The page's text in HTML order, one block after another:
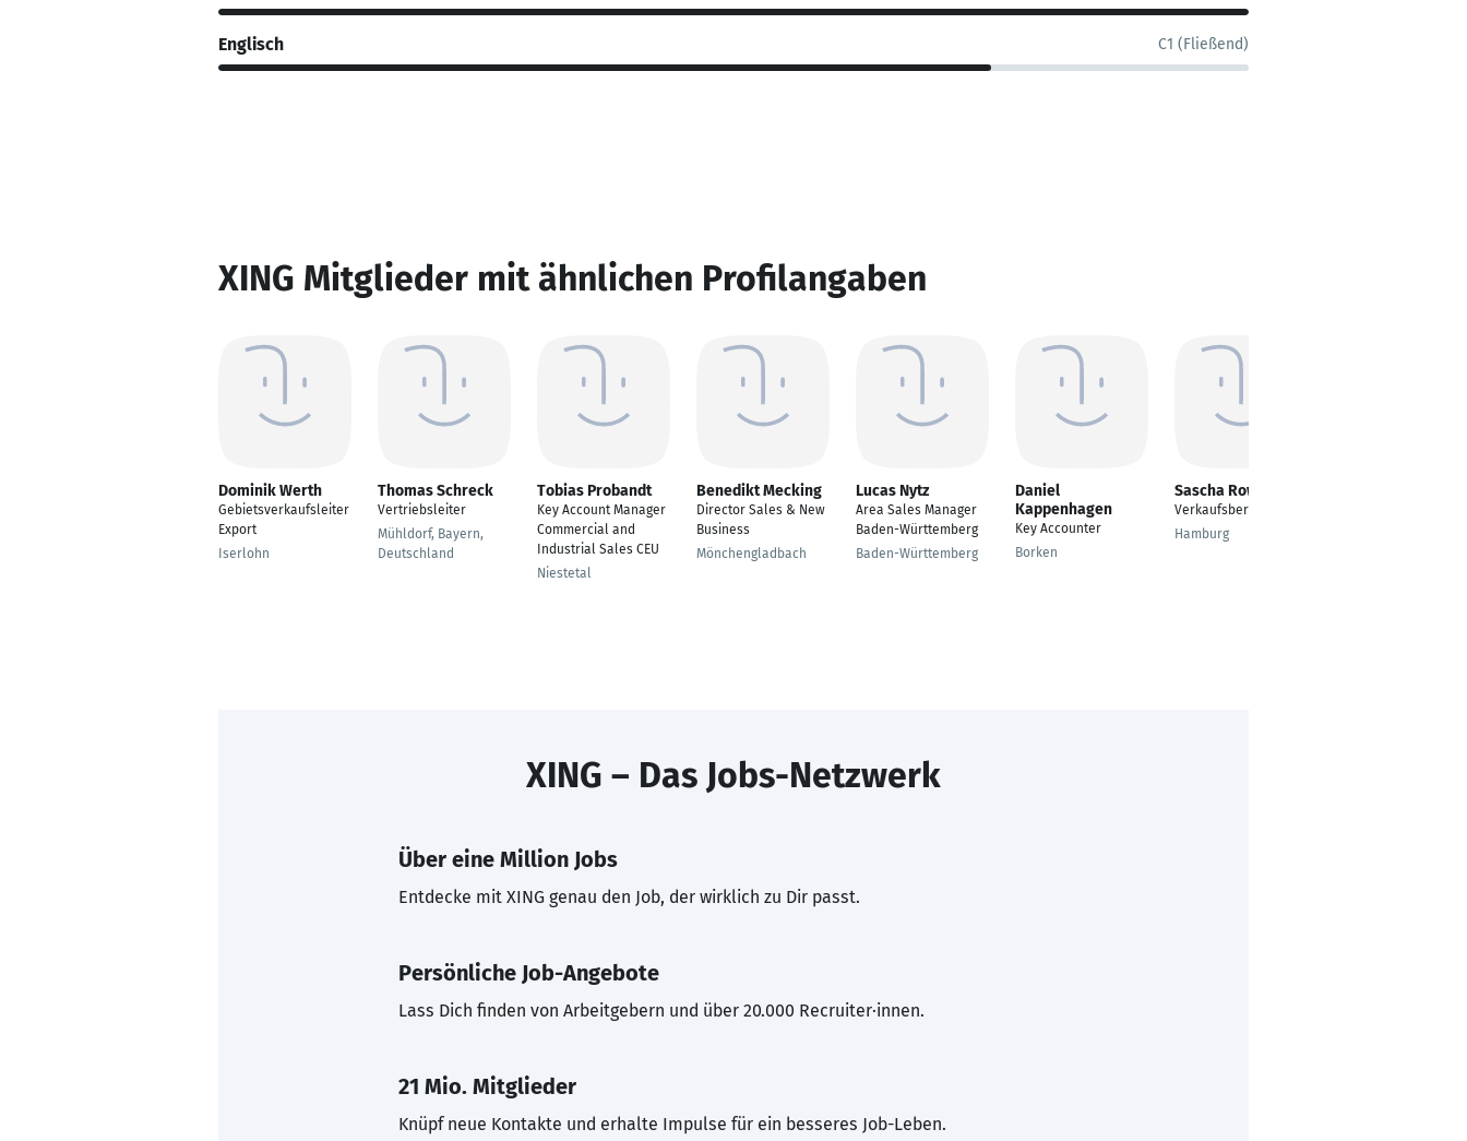
Englisch C1 (Fließend)
XING Mitglieder mit ähnlichen Profilangaben
Dominik Werth
Gebietsverkaufsleiter
Export
Iserlohn
Thomas Schreck
Vertriebsleiter
Mühldorf, Bayern,
Deutschland
Tobias Probandt
Key Account Manager
Commercial and
Industrial Sales CEU
Niestetal
Benedikt Mecking
Director Sales & New
Business
Mönchengladbach
Lucas Nytz
Area Sales Manager
Baden-Württemberg
Baden-Württemberg
Daniel
Kappenhagen
Key Accounter
Borken
Sascha Rowghani
Verkaufsberater
Hamburg
XING – Das Jobs-Netzwerk
Über eine Million Jobs
Entdecke mit XING genau den Job, der wirklich zu Dir passt.
Persönliche Job-Angebote
Lass Dich finden von Arbeitgebern und über 20.000 Recruiter·innen.
21 Mio. Mitglieder
Knüpf neue Kontakte und erhalte Impulse für ein besseres Job-Leben.